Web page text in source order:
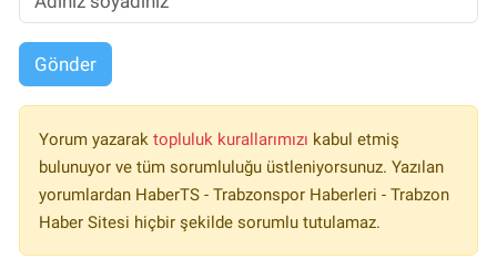
Gönder
Yorum yazarak topluluk kurallarımızı kabul etmiş
bulunuyor ve tüm sorumluluğu üstleniyorsunuz. Yazılan
yorumlardan HaberTS - Trabzonspor Haberleri - Trabzon
Haber Sitesi hiçbir şekilde sorumlu tutulamaz.